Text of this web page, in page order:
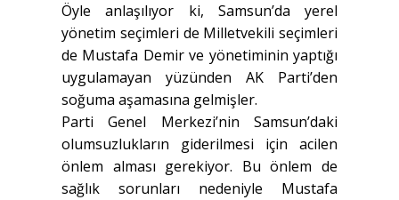
Öyle anlaşılıyor ki, Samsun’da yerel
yönetim seçimleri de Milletvekili seçimleri
de Mustafa Demir ve yönetiminin yaptığı
uygulamayan yüzünden AK Parti’den
soğuma aşamasına gelmişler.
Parti Genel Merkezi’nin Samsun’daki
olumsuzlukların giderilmesi için acilen
önlem alması gerekiyor. Bu önlem de
sağlık sorunları nedeniyle Mustafa